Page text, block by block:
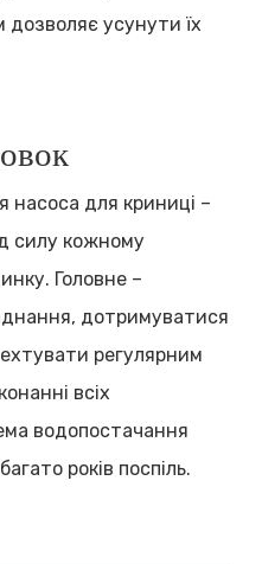
усунути їх
насоса для криниці –
силу кожному
Головне –
дотримуватися
регулярним
всіх
водопостачання
років поспіль.